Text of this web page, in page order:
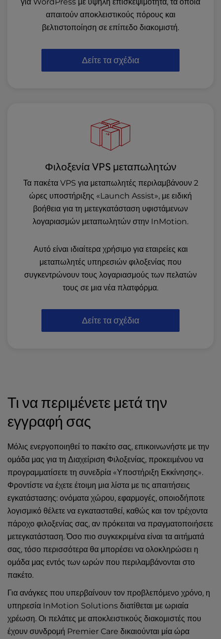
απαιτούν αποκλειστικούς πόρους και
βελτιστοποίηση σε επίπεδο διακομιστή.
Δείτε τα σχέδια
Φιλοξενία VPS μεταπωλητών
Τα πακέτα VPS για μεταπωλητές περιλαμβάνουν 2
ώρες υποστήριξης «Launch Assist», με ειδική
βοήθεια για τη μετεγκατάσταση υφιστάμενων
λογαριασμών μεταπωλητών στην InMotion.
Αυτό είναι ιδιαίτερα χρήσιμο για εταιρείες και
μεταπωλητές υπηρεσιών φιλοξενίας που
συγκεντρώνουν τους λογαριασμούς των πελατών
τους σε μια νέα πλατφόρμα.
Δείτε τα σχέδια
Τι να περιμένετε μετά την
εγγραφή σας
Μόλις ενεργοποιηθεί το πακέτο σας, επικοινωνήστε με την
ομάδα μας για τη Διαχείριση Φιλοξενίας, προκειμένου να
προγραμματίσετε τη συνεδρία «Υποστήριξη Εκκίνησης».
Φροντίστε να έχετε έτοιμη μια λίστα με τις απαιτήσεις
εγκατάστασης: ονόματα χώρου, εφαρμογές, οποιοδήποτε
λογισμικό θέλετε να εγκατασταθεί, καθώς και τον τρέχοντα
πάροχο φιλοξενίας σας, αν πρόκειται να πραγματοποιήσετε
μετεγκατάσταση. Όσο πιο συγκεκριμένα είναι τα αιτήματά
σας, τόσο περισσότερα θα μπορέσει να ολοκληρώσει η
ομάδα μας εντός των ωρών που περιλαμβάνονται στο
πακέτο.
Για ανάγκες που υπερβαίνουν τον προβλεπόμενο χρόνο, η
υπηρεσία InMotion Solutions διατίθεται με ωριαία
χρέωση. Οι πελάτες με αποκλειστικούς διακομιστές που
έχουν συνδρομή Premier Care δικαιούνται μία ώρα